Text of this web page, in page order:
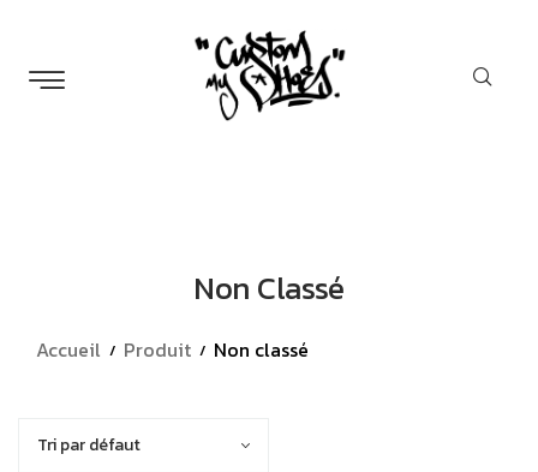
Non Classé
Accueil Produit Non classé